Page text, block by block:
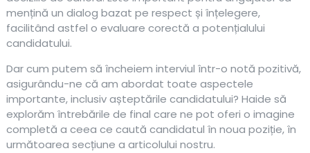
mențină un dialog bazat pe respect și înțelegere,
facilitând astfel o evaluare corectă a potențialului
candidatului.
Dar cum putem să încheiem interviul într-o notă pozitivă,
asigurându-ne că am abordat toate aspectele
importante, inclusiv așteptările candidatului? Haide să
explorăm întrebările de final care ne pot oferi o imagine
completă a ceea ce caută candidatul în noua poziție, în
următoarea secțiune a articolului nostru.